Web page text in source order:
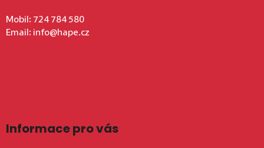
Mobil: 724 784 580
Email: info@hape.cz
Informace pro vás